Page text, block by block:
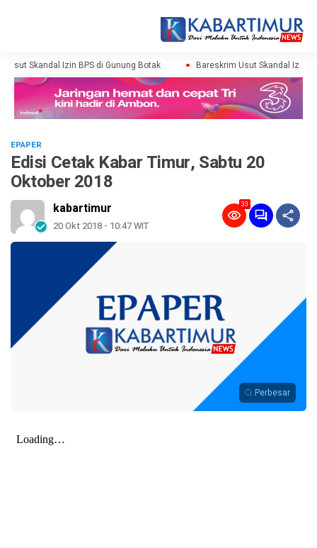
Skandal Izin BPS di Gunung Botak Bareskrim Usut Skandal Izin
EPAPER
Edisi Cetak Kabar Timur, Sabtu 20
Oktober 2018
kabartimur
20 Okt 2018 - 10:47 WIT
33
Perbesar